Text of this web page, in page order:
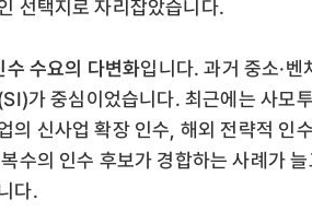
선택지로 자리잡았습니다.
수 수요의 다변화입니다. 과거 중소·
가 중심이었습니다. 최근에는 사모
의 신사업 확장 인수, 해외 전략적 인
수의 인수 후보가 경합하는 사례가
다.